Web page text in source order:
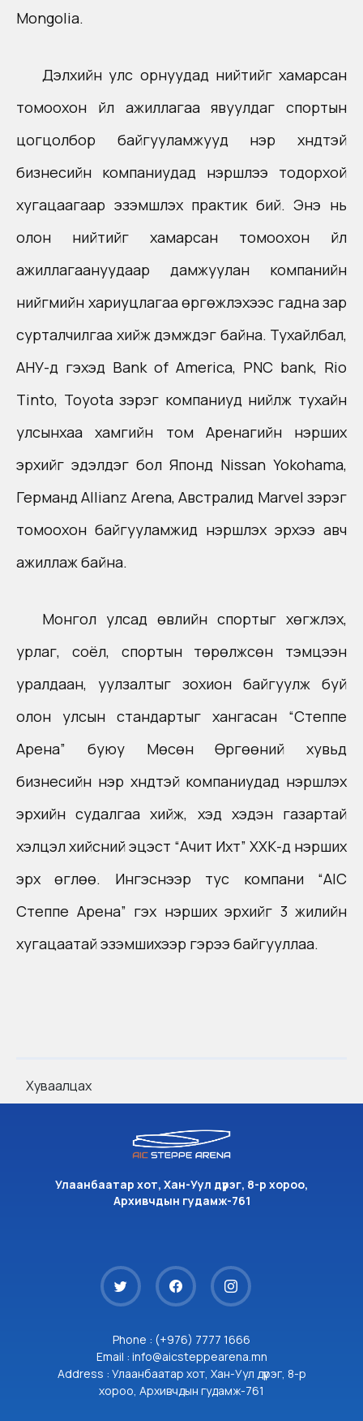
Mongolia.
Дэлхийн улс орнуудад нийтийг хамарсан
томоохон үйл ажиллагаа явуулдаг спортын
цогцолбор байгууламжууд нэр хүндтэй
бизнесийн компаниудад нэршлээ тодорхой
хугацаагаар эзэмшүүлэх практик бий. Энэ нь
олон нийтийг хамарсан томоохон үйл
ажиллагаануудаар дамжуулан компанийн
нийгмийн хариуцлагаа өргөжүүлэхээс гадна зар
сурталчилгаа хийж дэмждэг байна. Тухайлбал,
АНУ-д гэхэд Bank of America, PNC bank, Rio
Tinto, Toyota зэрэг компаниуд нийлж тухайн
улсынхаа хамгийн том Аренагийн нэрших
эрхийг эдэлдэг бол Японд Nissan Yokohama,
Германд Allianz Arena, Австралид Marvel зэрэг
томоохон байгууламжид нэршүүлэх эрхээ авч
ажиллаж байна.
Монгол улсад өвлийн спортыг хөгжүүлэх,
урлаг, соёл, спортын төрөлжсөн тэмцээн
уралдаан, уулзалтыг зохион байгуулж буй
олон улсын стандартыг хангасан “Степпе
Арена” буюу Мөсөн Өргөөний хувьд
бизнесийн нэр хүндтэй компаниудад нэршүүлэх
эрхийн судалгаа хийж, хэд хэдэн газартай
хэлцэл хийсний эцэст “Ачит Ихт” ХХК-д нэрших
эрх өглөө. Ингэснээр тус компани “AIC
Степпе Арена” гэх нэрших эрхийг 3 жилийн
хугацаатай эзэмшихээр гэрээ байгууллаа.
Хуваалцах
Улаанбаатар хот, Хан-Уул дүүрэг, 8-р хороо,
Архивчдын гудамж-761
Phone : (+976) 7777 1666
Email : info@aicsteppearena.mn
Address : Улаанбаатар хот, Хан-Уул дүүрэг, 8-р
хороо, Архивчдын гудамж-761